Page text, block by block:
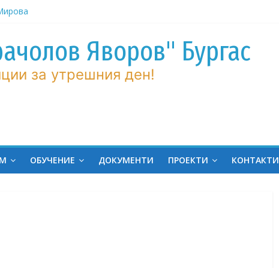
по
Яворов" Бургас
за утрешния ден!
ОБУЧЕНИЕ ДОКУМЕНТИ ПРОЕКТИ КОНТАКТИ